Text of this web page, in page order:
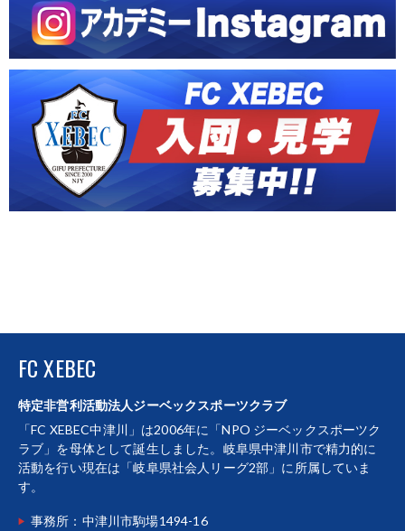
FC XEBEC
特定非営利活動法人ジーベックスポーツクラブ
「FC XEBEC中津川」は2006年に「NPO ジーベックスポーツク
ラブ」を母体として誕生しました。岐阜県中津川市で精力的に
活動を行い現在は「岐阜県社会人リーグ2部」に所属していま
す。
事務所：中津川市駒場1494-16